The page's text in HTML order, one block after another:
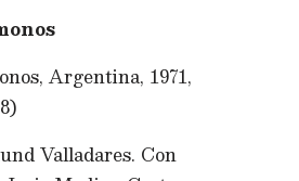
Argentina, 1971,
Valladares. Con